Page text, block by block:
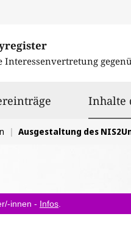
Interessenvertretung
Inhalte
Ausgestaltung des
innen - Infos